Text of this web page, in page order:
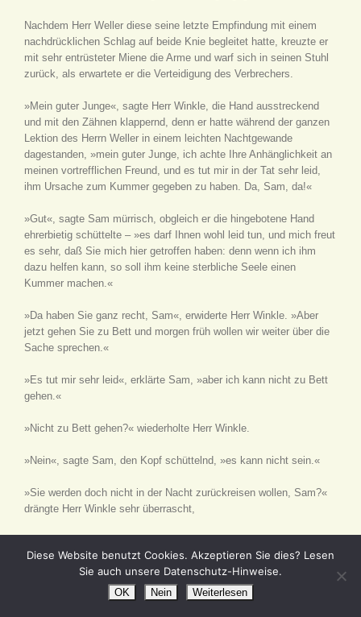
Nachdem Herr Weller diese seine letzte Empfindung mit einem
nachdrücklichen Schlag auf beide Knie begleitet hatte, kreuzte er
mit sehr entrüsteter Miene die Arme und warf sich in seinen Stuhl
zurück, als erwartete er die Verteidigung des Verbrechers.
»Mein guter Junge«, sagte Herr Winkle, die Hand ausstreckend
und mit den Zähnen klappernd, denn er hatte während der ganzen
Lektion des Herrn Weller in einem leichten Nachtgewande
dagestanden, »mein guter Junge, ich achte Ihre Anhänglichkeit an
meinen vortrefflichen Freund, und es tut mir in der Tat sehr leid,
ihm Ursache zum Kummer gegeben zu haben. Da, Sam, da!«
»Gut«, sagte Sam mürrisch, obgleich er die hingebotene Hand
ehrerbietig schüttelte – »es darf Ihnen wohl leid tun, und mich freut
es sehr, daß Sie mich hier getroffen haben: denn wenn ich ihm
dazu helfen kann, so soll ihm keine sterbliche Seele einen
Kummer machen.«
»Da haben Sie ganz recht, Sam«, erwiderte Herr Winkle. »Aber
jetzt gehen Sie zu Bett und morgen früh wollen wir weiter über die
Sache sprechen.«
»Es tut mir sehr leid«, erklärte Sam, »aber ich kann nicht zu Bett
gehen.«
»Nicht zu Bett gehen?« wiederholte Herr Winkle.
»Nein«, sagte Sam, den Kopf schüttelnd, »es kann nicht sein.«
»Sie werden doch nicht in der Nacht zurückreisen wollen, Sam?«
drängte Herr Winkle sehr überrascht,
»aber ich darf dieses Zimmer hier nicht verlassen. Der Herr hat mir
ganz ausdrückliche Befehle gegeben.«
Diese Website benutzt Cookies. Akzeptieren Sie dies? Lesen
Sie auch unsere Datenschutz-Hinweise.
OK Nein Weiterlesen